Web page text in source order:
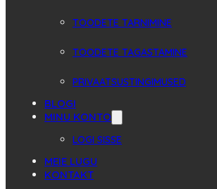
TOODETE TARNIMINE
TOODETE TAGASTAMINE
PRIVAATSUSTINGIMUSED
BLOGI
MINU KONTO
LOGI SISSE
MEIE LUGU
KONTAKT